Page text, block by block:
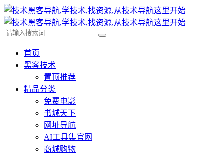
首页
黑客技术
置顶推荐
精品分类
免费电影
书城天下
网址导航
AI工具集官网
商城购物